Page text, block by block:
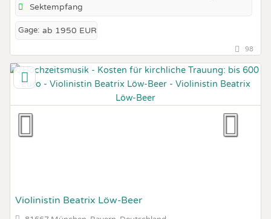
Sektempfang
Gage: ab 1950 EUR
98
Violinistin Beatrix Löw-Beer